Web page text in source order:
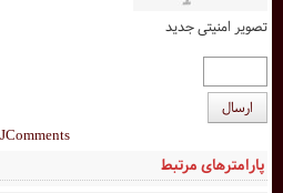
پارامترهای مرتبط
تصویر امنیتی جدید
ارسال
JComments